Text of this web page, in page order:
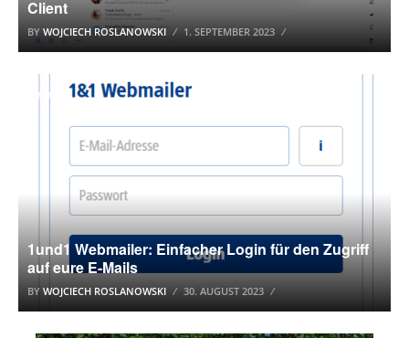
Client
BY WOJCIECH ROSLANOWSKI 1. SEPTEMBER 2023
E-MAIL
1und1 Webmailer: Einfacher Login für den Zugriff
auf eure E-Mails
BY WOJCIECH ROSLANOWSKI 30. AUGUST 2023